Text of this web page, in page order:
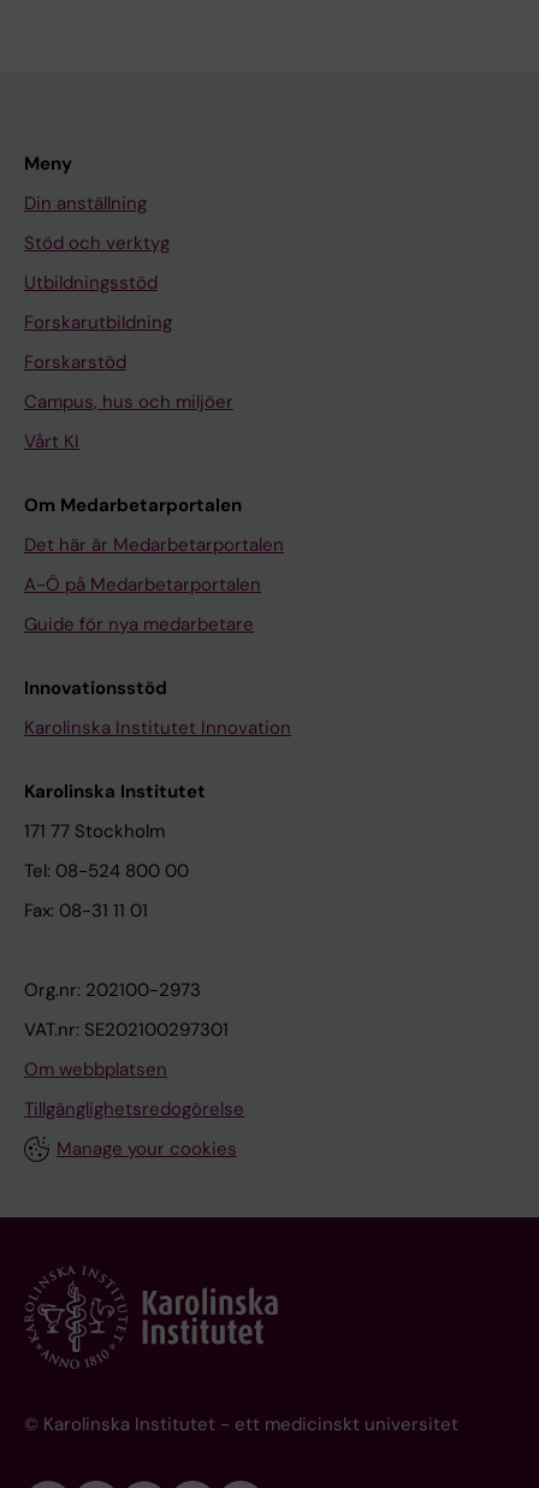
Meny
Din anställning
Stöd och verktyg
Utbildningsstöd
Forskarutbildning
Forskarstöd
Campus, hus och miljöer
Vårt KI
Om Medarbetarportalen
Det här är Medarbetarportalen
A-Ö på Medarbetarportalen
Guide för nya medarbetare
Innovationsstöd
Karolinska Institutet Innovation
Karolinska Institutet
171 77 Stockholm
Tel: 08-524 800 00
Fax: 08-31 11 01
Org.nr: 202100-2973
VAT.nr: SE202100297301
Om webbplatsen
Tillgänglighetsredogörelse
Manage your cookies
© Karolinska Institutet - ett medicinskt universitet